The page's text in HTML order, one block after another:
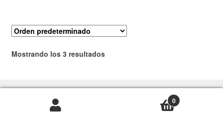
Mostrando los 3 resultados
0